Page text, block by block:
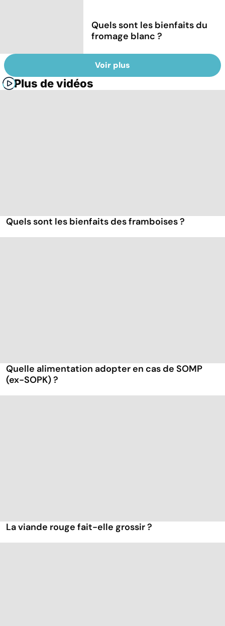
Quels sont les bienfaits du
fromage blanc ?
Voir plus
Plus de vidéos
Quels sont les bienfaits des framboises ?
Quelle alimentation adopter en cas de SOMP
(ex-SOPK) ?
La viande rouge fait-elle grossir ?